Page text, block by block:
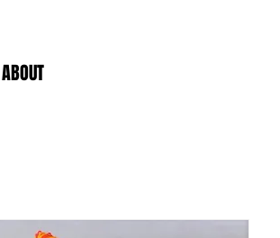
ABOUT